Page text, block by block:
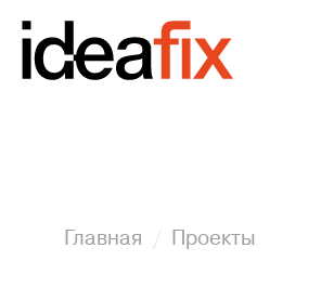
Главная Проекты